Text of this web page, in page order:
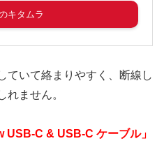
キタムラ
ていて絡まりやすく、断線し
れません。
USB-C & USB-C ケーブル」